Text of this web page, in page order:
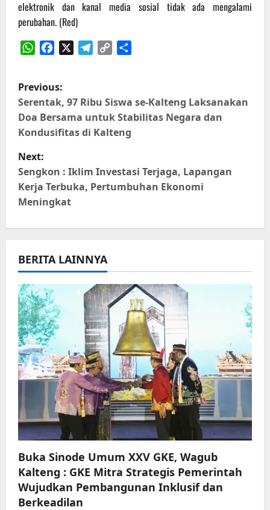
elektronik dan kanal media sosial tidak ada mengalami
perubahan. (Red)
P
o
s
t
n
a
v
i
g
a
t
i
o
n
Previous:
Serentak, 97 Ribu Siswa se-Kalteng Laksanakan
Doa Bersama untuk Stabilitas Negara dan
Kondusifitas di Kalteng
Next:
Sengkon : Iklim Investasi Terjaga, Lapangan
Kerja Terbuka, Pertumbuhan Ekonomi
Meningkat
BERITA LAINNYA
Buka Sinode Umum XXV GKE, Wagub
Kalteng : GKE Mitra Strategis Pemerintah
Wujudkan Pembangunan Inklusif dan
Berkeadilan